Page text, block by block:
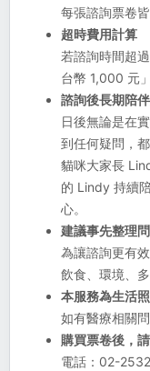
每張諮詢票卷
超時費用計算
若諮詢時間超
台幣 1,000 元
諮詢後長期陪
日後無論是在
到任何疑問，
貓咪大家長
的 Lindy 持續
心。
建議事先整理
為讓諮詢更有
飲食、環境、
本服務為生活
如有醫療相關
購買票卷後，
電話：02-